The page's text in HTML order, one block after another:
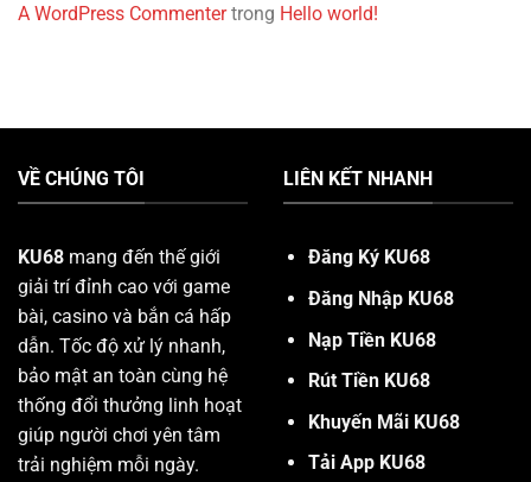
A WordPress Commentertrong Hello world!
VỀ CHÚNG TÔI
KU68 mang đến thế giới
giải trí đỉnh cao với game
bài, casino và bắn cá hấp
dẫn. Tốc độ xử lý nhanh,
bảo mật an toàn cùng hệ
thống đổi thưởng linh hoạt
giúp người chơi yên tâm
trải nghiệm mỗi ngày.
LIÊN KẾT NHANH
Đăng Ký KU68
Đăng Nhập KU68
Nạp Tiền KU68
Rút Tiền KU68
Khuyến Mãi KU68
Tải App KU68